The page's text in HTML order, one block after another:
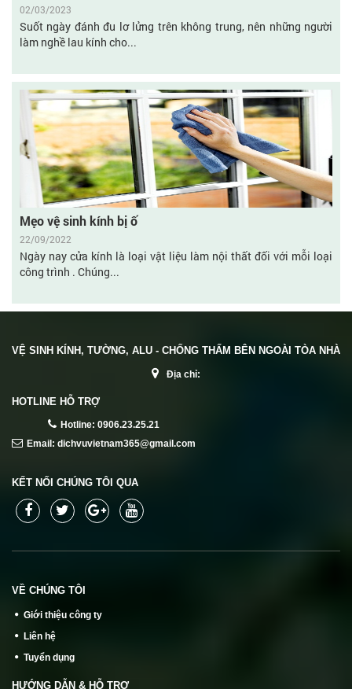
02/03/2023
Suốt ngày đánh đu lơ lửng trên không trung, nên những người
làm nghề lau kính cho...
Mẹo vệ sinh kính bị ố
22/09/2022
Ngày nay cửa kính là loại vật liệu làm nội thất đối với mỗi loại
công trình . Chúng...
VỆ SINH KÍNH, TƯỜNG, ALU - CHỐNG THẤM BÊN NGOÀI TÒA NHÀ
Địa chỉ:
HOTLINE HỖ TRỢ
Hotline: 0906.23.25.21
Email: dichvuvietnam365@gmail.com
KẾT NỐI CHÚNG TÔI QUA
VỀ CHÚNG TÔI
Giới thiệu công ty
Liên hệ
Tuyển dụng
HƯỚNG DẪN & HỖ TRỢ